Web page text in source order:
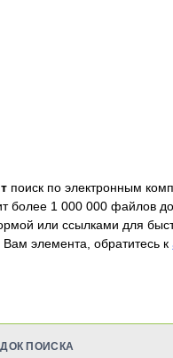
поиск по электронным
более 1 000 000 файлов
или ссылками для
Вам элемента, обратитесь к
ПОИСКА